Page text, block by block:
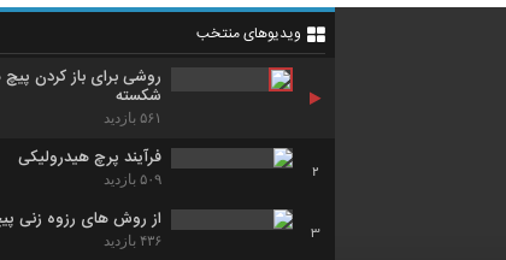
ویدیوهای منتخب
روشی برای باز کردن
شکسته
۵۶۱ بازدید
2
فرآیند پرچ هیدرولیکی
۵۰۹ بازدید
3
از روش های رزوه زنی
۴۳۶ بازدید